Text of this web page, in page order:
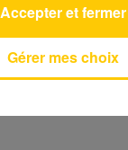
Paris Seychelles
JULIEN DORE
Gérer mes choix
Accepter et fermer